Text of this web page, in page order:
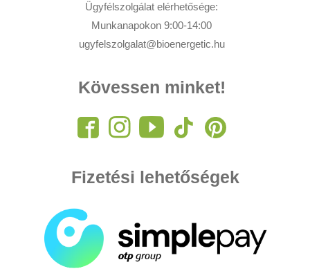
Ügyfélszolgálat elérhetősége:
Munkanapokon 9:00-14:00
ugyfelszolgalat@bioenergetic.hu
Kövessen minket!
Fizetési lehetőségek